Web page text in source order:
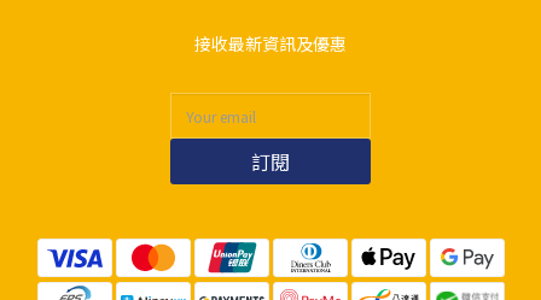
接收最新資訊及優惠
訂閱